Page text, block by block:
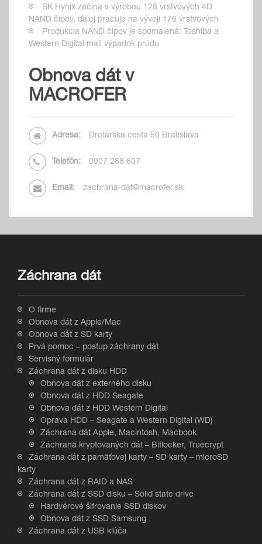
SK Hynix začína s výrobou 128 vrstvových 4D
NAND čipov, ďalej pracuje na vývoji 176 vrstvových
Produkcia NAND čipov je spomalená: Toshiba a
Western Digital mali výpadok prúdu
Obnova dát v
MACROFER
Adresa: Drotárska cesta 50 Bratislava
Telefón: 0907 288 607
Email: zachrana-dat@macrofer.sk
Záchrana dát
O firme
Obnova dát z Apple/Mac
Obnova dát z SD karty
Prvá pomoc – postup záchrany dát
Servisný formulár
Záchrana dát z disku HDD
Obnova dát z externého disku
Obnova dát z HDD Seagate
Obnova dát z HDD Western Digital
Oprava HDD – Seagate a Western Digital (WD)
Záchrana dát Apple, Macintosh, Macbook
Záchrana kryptovaných dát – Bitlocker, Truecrypt
Záchrana dát z pamäťovej karty – SD karty – microSD
karty
Záchrana dát z RAID a NAS
Záchrana dát z SSD disku – Solid state drive
Hardvérové šifrovanie SSD diskov
Obnova dát z SSD Samsung
Záchrana dát z USB kľúča